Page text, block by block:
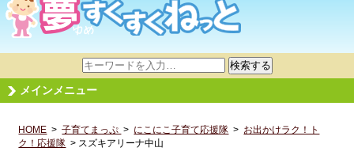
サ
イ
ト
検
索
検索する
メインメニュー
HOME >子育てまっぷ > にこにこ子育て応援隊 > お出かけラク！ト
ク！応援隊 > スズキアリーナ中山